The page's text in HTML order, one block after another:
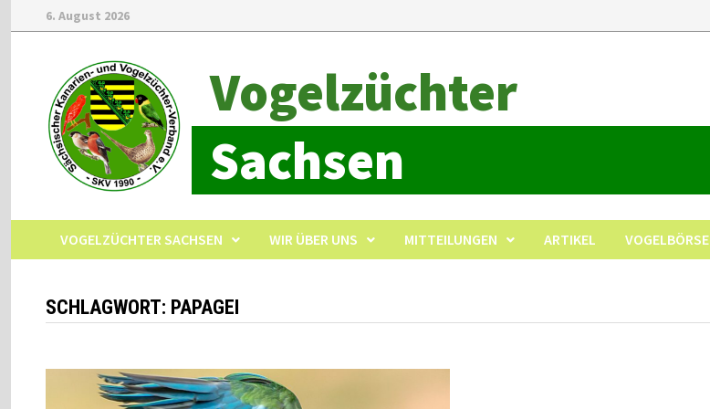
6. August 2026
Vogelzüchter
Sachsen
VOGELZÜCHTER SACHSEN WIR ÜBER UNS MITTEILUNGEN ARTIKEL VOGELBÖRSE
SCHLAGWORT: PAPAGEI